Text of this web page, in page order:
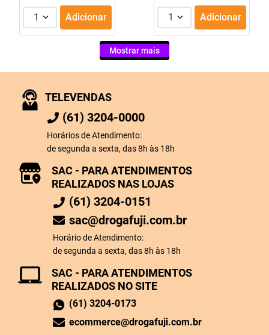
1 Adicionar 1 Adicionar
Mostrar mais
TELEVENDAS
(61) 3204-0000
Horários de Atendimento:
de segunda a sexta, das 8h às 18h
SAC - PARA ATENDIMENTOS
REALIZADOS NO SITE
(61) 3204-0173
ecommerce@drogafuji.com.br
SAC - PARA ATENDIMENTOS
REALIZADOS NAS LOJAS
(61) 3204-0151
sac@drogafuji.com.br
Horário de Atendimento:
de segunda a sexta, das 8h às 18h